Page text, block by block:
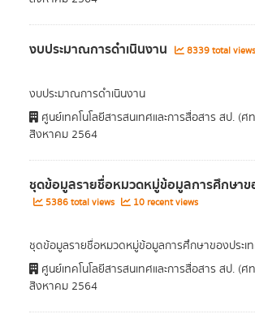
งบประมาณการดำเนินงาน 8339 total views
งบประมาณการดำเนินงาน
ศูนย์เทคโนโลยีสารสนเทศและการสื่อสาร สป. (ศ
สิงหาคม 2564
ชุดข้อมูลรายชื่อหมวดหมู่ข้อมูลการศึกษาข
5386 total views 10 recent views
ชุดข้อมูลรายชื่อหมวดหมู่ข้อมูลการศึกษาของประเ
ศูนย์เทคโนโลยีสารสนเทศและการสื่อสาร สป. (ศ
สิงหาคม 2564